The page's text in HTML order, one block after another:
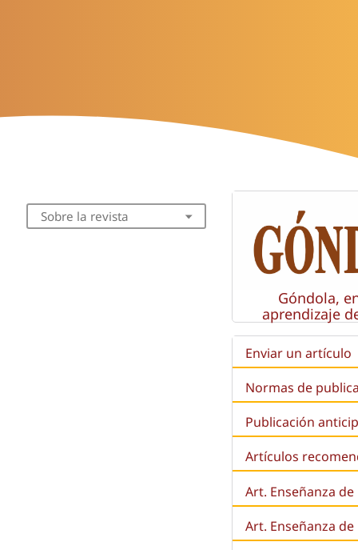
Sobre la revista
Góndola,
aprendizaje
Enviar un artículo
Normas de
Publicación
Artículos
Art. Enseñanza
Art. Enseñanza